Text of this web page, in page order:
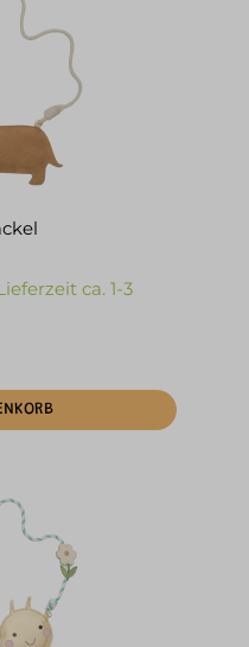
Dackel
ca. 1-3